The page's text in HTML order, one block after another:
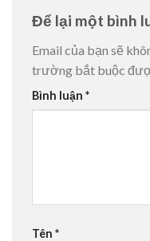
Để lại một bình
Email của bạn sẽ
trường bắt buộc
Bình luận *
Tên *